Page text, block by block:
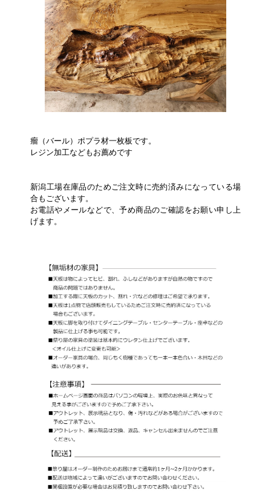
瘤（バール）ポプラ材一枚板です。
レジン加工などもお薦めです
新潟工場在庫品のためご注文時に売約済みになっている場
合もございます。
お電話やメールなどで、予め商品のご確認をお願い申し上
げます。